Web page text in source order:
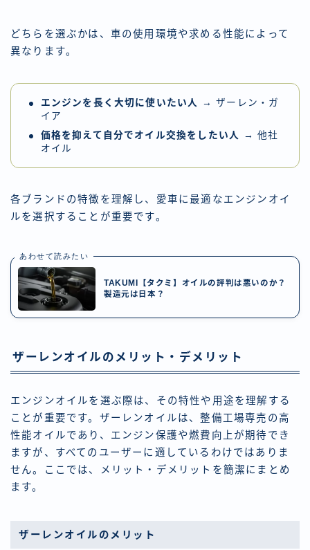
どちらを選ぶかは、車の使用環境や求める性能によって
異なります。
エンジンを長く大切に使いたい人
→ ザーレン・ガ
イア
価格を抑えて自分でオイル交換をしたい人
→ 他社
オイル
各ブランドの特徴を理解し、愛車に最適なエンジンオイ
ルを選択することが重要です。
あわせて読みたい
TAKUMI【タクミ】オイルの評判は悪いのか？
製造元は日本？
ザーレンオイルのメリット・デメリット
エンジンオイルを選ぶ際は、その特性や用途を理解する
ことが重要です。ザーレンオイルは、整備工場専売の高
性能オイルであり、エンジン保護や燃費向上が期待でき
ますが、すべてのユーザーに適しているわけではありま
せん。ここでは、メリット・デメリットを簡潔にまとめ
ます。
ザーレンオイルのメリット